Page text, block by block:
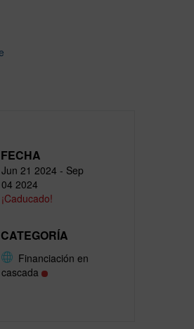
FECHA
Jun 21 2024 - Sep
04 2024
¡Caducado!
CATEGORÍA
Financiación en
cascada